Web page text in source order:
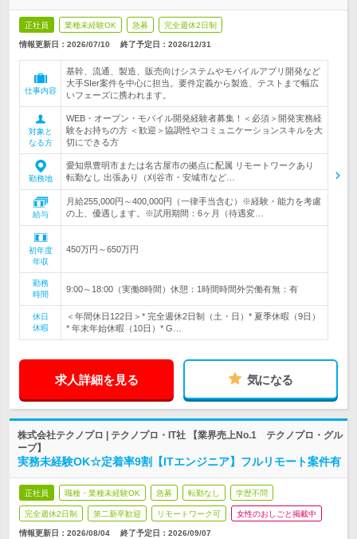
正社員 業種未経験OK 急募 完全週休2日制
情報更新日：2026/07/10 終了予定日： 2026/12/31
仕事内容
基幹、流通、製造、販売向けシステムやモバイルアプリ開発など
大手SIer案件を中心に担当。要件定義から製造、テストまで幅広
いフェーズに携われます。
対象と
なる方
WEB・オープン・モバイル開発経験者募集！＜必須＞開発実務経
験をお持ちの方 ＜歓迎＞協調性やコミュニケーションスキルを大
切にできる方
勤務地
愛知県豊明市または名古屋市の拠点に配属 リモートワークあり
転勤なし 出張あり（刈谷市・安城市など…
給与
月給255,000円～400,000円（一律手当含む）※経験・能力を考慮
の上、優遇します。※試用期間：6ヶ月（待遇変…
初年度
年収
450万円～650万円
勤務
時間
9:00～18:00（実働8時間）休憩：1時間時間外労働有無：有
休日
休暇
＜年間休日122日＞* 完全週休2日制（土・日）* 夏季休暇（9日）
* 年末年始休暇（10日）* G…
求人詳細を見る 気になる
株式会社テクノプロ | テクノプロ・IT社 【業界売上No.1 テクノプロ・グル
ープ】
実務未経験OK☆定着率9割【ITエンジニア】フルリモート案件有
正社員 職種・業種未経験OK 急募 転勤なし 学歴不問
完全週休2日制 第二新卒歓迎 リモートワーク可 女性のおしごと掲載中
情報更新日：2026/08/04 終了予定日： 2026/09/07